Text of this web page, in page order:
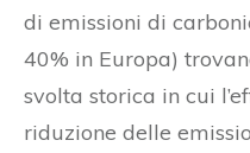
di emissioni di
40% in Europa)
svolta storica in cui
riduzione delle